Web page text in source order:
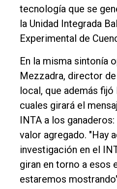
tecnología que se
la Unidad Integrada
Experimental de
En la misma sintonía
Mezzadra, director
local, que además
cuales girará el
INTA a los
valor agregado. "Hay
investigación en el
giran en torno a esos
estaremos